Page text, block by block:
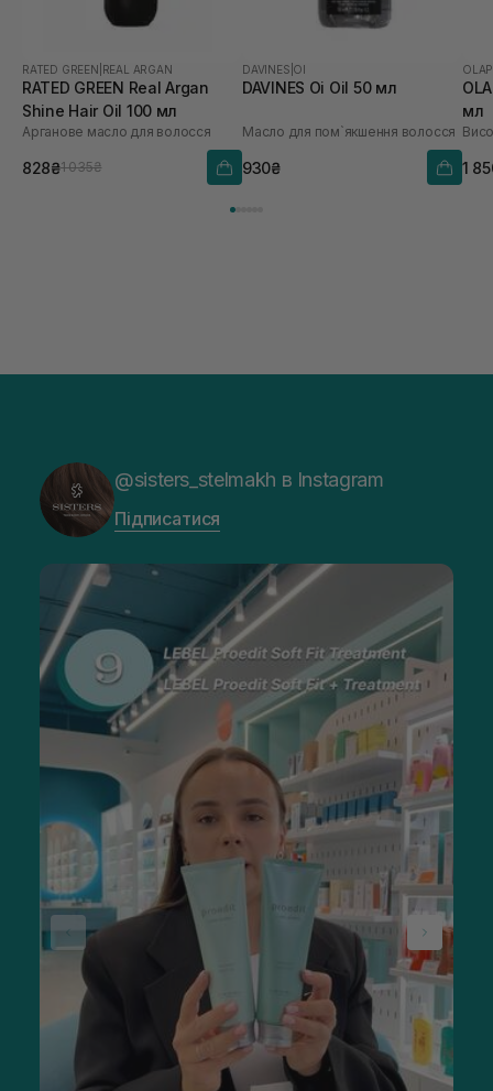
RATED GREEN REAL ARGAN
RATED GREEN Real Argan
Shine Hair Oil 100 мл
Арганове масло для волосся
828₴1 035₴
DAVINES OI
DAVINES Oi Oil 50 мл
Масло для пом`якшення волосся
930₴
мл
1
@sisters_stelmakh в Instagram
Підписатися